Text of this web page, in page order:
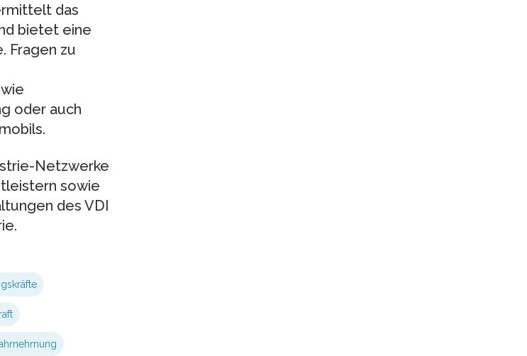
das
bietet eine
Fragen zu
oder auch
Netzwerke
sowie
des VDI